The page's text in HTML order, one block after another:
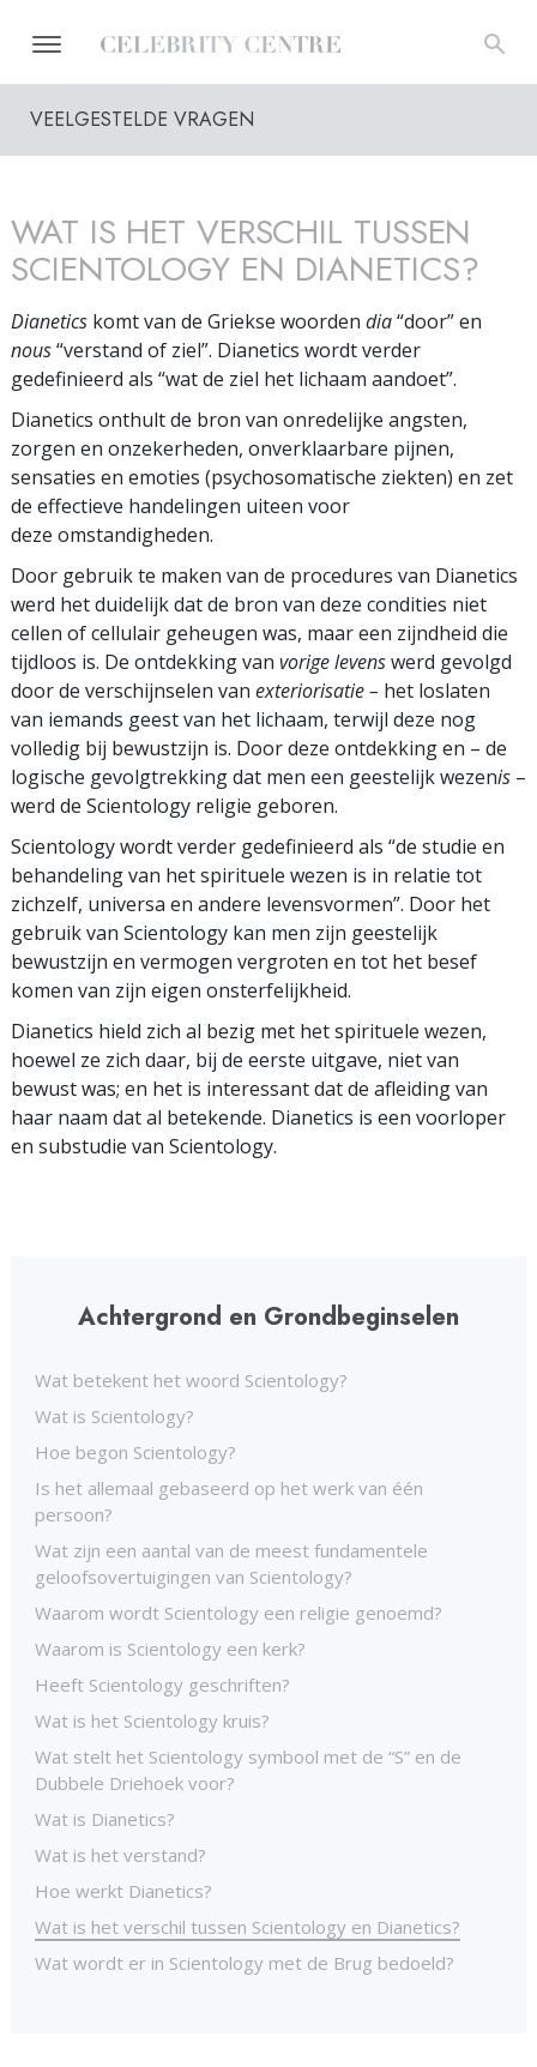
VEELGESTELDE VRAGEN
WAT IS HET VERSCHIL TUSSEN
SCIENTOLOGY EN DIANETICS?
Dianetics komt van de Griekse woorden dia“door” en
nous“verstand of ziel”. Dianetics wordt verder
gedefinieerd als “wat de ziel het lichaam aandoet”.
Dianetics onthult de bron van onredelijke angsten,
zorgen en onzekerheden, onverklaarbare pijnen,
sensaties en emoties (psychosomatische ziekten) en zet
de effectieve handelingen uiteen voor
deze omstandigheden.
Door gebruik te maken van de procedures van Dianetics
werd het duidelijk dat de bron van deze condities niet
cellen of cellulair geheugen was, maar een zijndheid die
tijdloos is. De ontdekking van vorige levenswerd gevolgd
door de verschijnselen van exteriorisatie– het loslaten
van iemands geest van het lichaam, terwijl deze nog
volledig bij bewustzijn is. Door deze ontdekking en – de
logische gevolgtrekking dat men een geestelijk wezenis –
werd de Scientology religie geboren.
Scientology wordt verder gedefinieerd als “de studie en
behandeling van het spirituele wezen is in relatie tot
zichzelf, universa en andere levensvormen”. Door het
gebruik van Scientology kan men zijn geestelijk
bewustzijn en vermogen vergroten en tot het besef
komen van zijn eigen onsterfelijkheid.
Dianetics hield zich al bezig met het spirituele wezen,
hoewel ze zich daar, bij de eerste uitgave, niet van
bewust was; en het is interessant dat de afleiding van
haar naam dat al betekende. Dianetics is een voorloper
en substudie van Scientology.
Achtergrond en Grondbeginselen
Wat betekent het woord Scientology?
Wat is Scientology?
Hoe begon Scientology?
Is het allemaal gebaseerd op het werk van één
persoon?
Wat zijn een aantal van de meest fundamentele
geloofsovertuigingen van Scientology?
Waarom wordt Scientology een religie genoemd?
Waarom is Scientology een kerk?
Heeft Scientology geschriften?
Wat is het Scientology kruis?
Wat stelt het Scientology symbool met de “S” en de
Dubbele Driehoek voor?
Wat is Dianetics?
Wat is het verstand?
Hoe werkt Dianetics?
Wat is het verschil tussen Scientology en Dianetics?
Wat wordt er in Scientology met de Brug bedoeld?